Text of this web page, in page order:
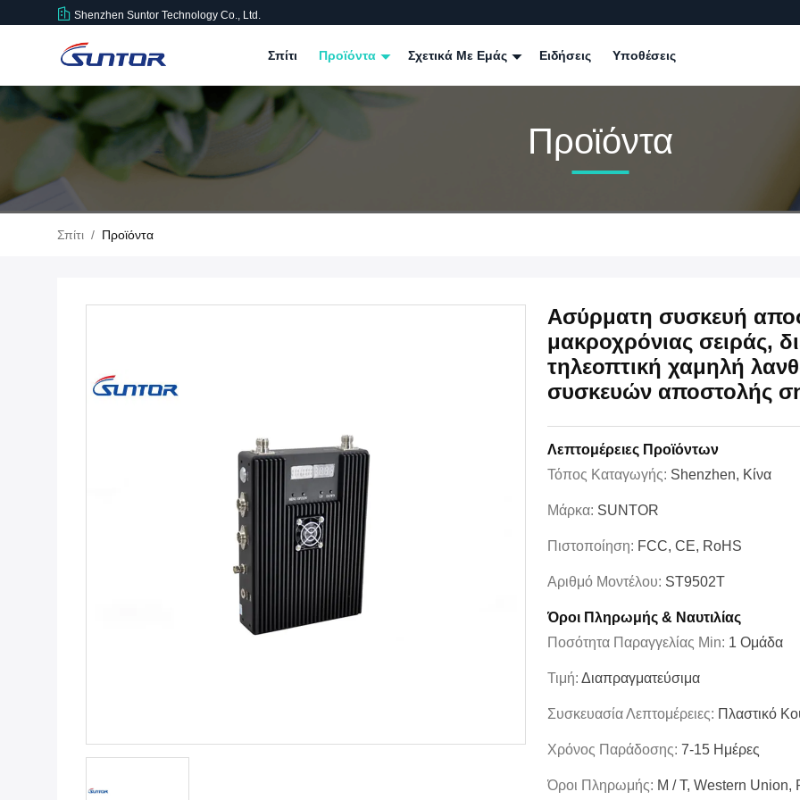
Shenzhen Suntor Technology Co., Ltd.
Σπίτι Προϊόντα Σχετικά Με Εμάς Ειδήσεις Υποθέσεις
Προϊόντα
Σπίτι / Προϊόντα
Ασύρματη συσκευή
μακροχρόνιας σειράς,
τηλεοπτική χαμηλή
συσκευών αποστολής
Λεπτομέρειες Προϊόντων
Τόπος Καταγωγής: Shenzhen, Κίνα
Μάρκα: SUNTOR
Πιστοποίηση: FCC, CE, RoHS
Αριθμό Μοντέλου: ST9502T
Όροι Πληρωμής & Ναυτιλίας
Ποσότητα Παραγγελίας Min: 1 Ομάδα
Τιμή: Διαπραγματεύσιμα
Συσκευασία Λεπτομέρειες: Πλαστικό
Χρόνος Παράδοσης: 7-15 Ημέρες
Όροι Πληρωμής: Μ / Τ, Western Union,